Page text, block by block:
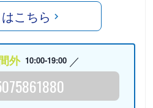
こちら
外 10:00-19:00